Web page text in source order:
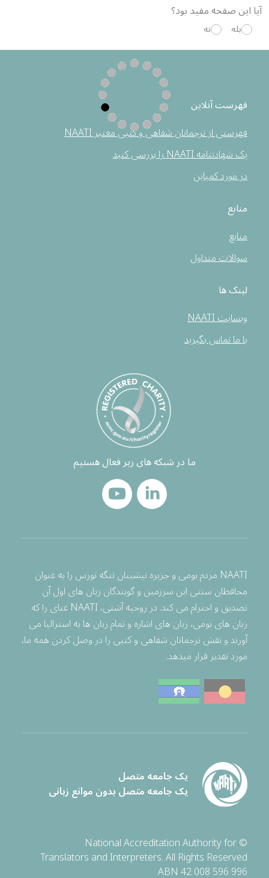
آیا این صفحه مفید بود؟
بله نه
فهرست آنلاین
فهرستی از ترجمانان شفاهی و کتبی معتبر NAATI
یک شهادتنامه NAATI را بررسی کنید
در مورد کمپاین
منابع
منابع
سوالات متداول
لینک ها
وبسایت NAATI
با ما تماس بگیرید
ما در شبکه های زیر فعال هستیم
NAATI مردم بومی و جزیره نیشینان تنگه تورس را به عنوان
محافظان سنتی این سرزمین و گویندگان زبان های اول آن
تصدیق و احترام می کند. در روحیه آشتی، NAATI غنای را که
زبان های بومی، زبان های اشاره و تمام زبان ها به استرالیا می
آورند و نقش ترجمانان شفاهی و کتبی را در وصل کردن همه ما،
مورد تقدیر قرار میدهد.
یک جامعه متصل
یک جامعه متصل بدون موانع زبانی
© National Accreditation Authority for
Translators and Interpreters. All Rights Reserved
ABN 42 008 596 996